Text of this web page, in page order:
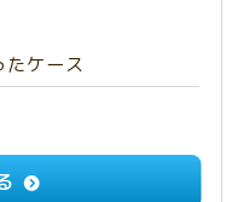
たケース
相続人との遺産分